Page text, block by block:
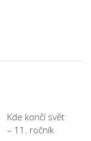
Kde končí svět
– 11. ročník